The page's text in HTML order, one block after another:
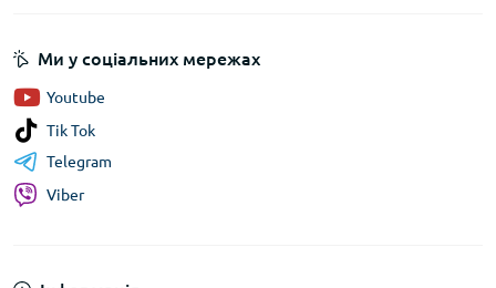
Ми у соціальних мережах
Youtube
Tik Tok
Telegram
Viber